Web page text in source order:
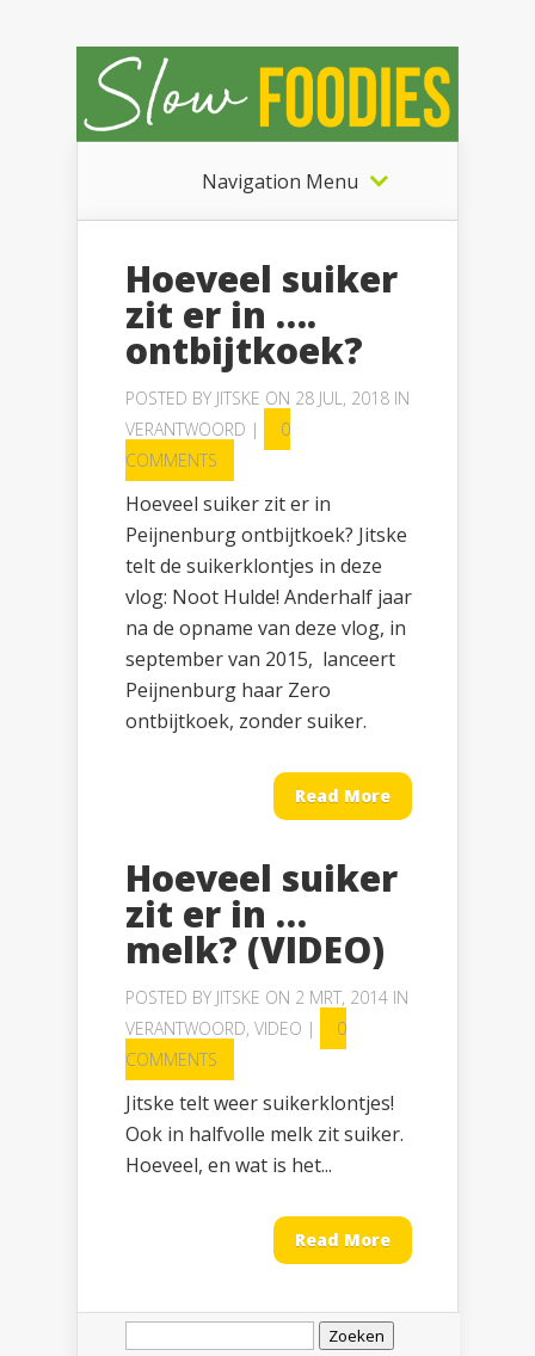
Navigation Menu
Hoeveel suiker
zit er in ….
ontbijtkoek?
POSTED BY JITSKE ON 28 JUL, 2018 IN
VERANTWOORD |
0
COMMENTS
Hoeveel suiker zit er in
Peijnenburg ontbijtkoek? Jitske
telt de suikerklontjes in deze
vlog: Noot Hulde! Anderhalf jaar
na de opname van deze vlog, in
september van 2015, lanceert
Peijnenburg haar Zero
ontbijtkoek, zonder suiker.
Read More
Hoeveel suiker
zit er in …
melk? (VIDEO)
POSTED BY JITSKE ON 2 MRT, 2014 IN
VERANTWOORD, VIDEO |
0
COMMENTS
Jitske telt weer suikerklontjes!
Ook in halfvolle melk zit suiker.
Hoeveel, en wat is het...
Read More
Zoeken